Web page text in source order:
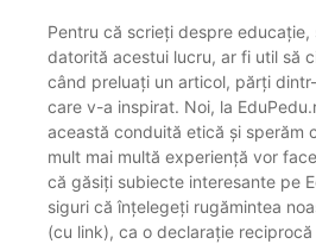
Pentru că scrieți despre
datorită acestui lucru, ar fi util să
când preluați un articol, părți
care v-a inspirat. Noi, la
această conduită etică și sperăm
mult mai multă experiență vor
că găsiți subiecte interesante pe
siguri că înțelegeți rugămintea
(cu link), ca o declarație